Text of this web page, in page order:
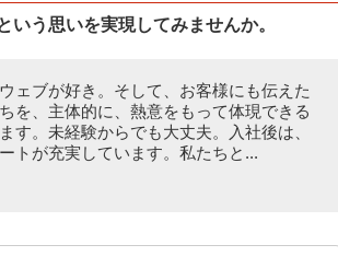
いう思いを実現してみませんか。
ェブが好き。そして、お客様にも伝えた
を、主体的に、熱意をもって体現できる
す。未経験からでも大丈夫。入社後は、
トが充実しています。私たちと...